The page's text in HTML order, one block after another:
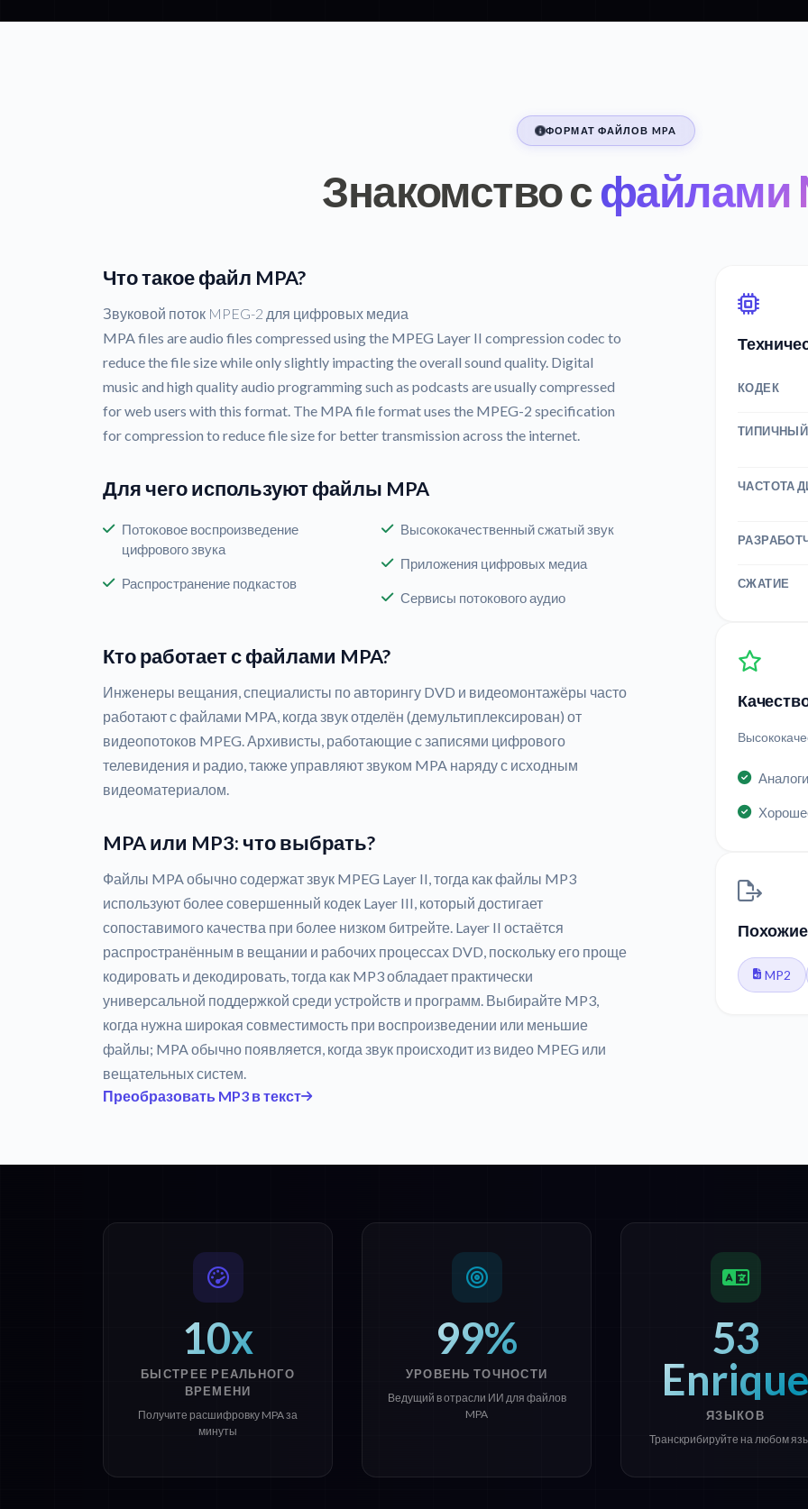
ФОРМАТ ФАЙЛОВ MPA
Знакомство сфайлами
Что такое файл MPA?
Звуковой поток MPEG-2 для цифровых медиа
MPA files are audio files compressed using the MPEG Layer II compression codec to
reduce the file size while only slightly impacting the overall sound quality. Digital
music and high quality audio programming such as podcasts are usually compressed
for web users with this format. The MPA file format uses the MPEG-2 specification
for compression to reduce file size for better transmission across the internet.
Для чего используют файлы MPA
Потоковое воспроизведение
цифрового звука
Распространение подкастов
Высококачественный сжатый звук
Приложения цифровых медиа
Сервисы потокового аудио
Кто работает с файлами MPA?
Инженеры вещания, специалисты по авторингу DVD и видеомонтажёры часто
работают с файлами MPA, когда звук отделён (демультиплексирован) от
видеопотоков MPEG. Архивисты, работающие с записями цифрового
телевидения и радио, также управляют звуком MPA наряду с исходным
видеоматериалом.
MPA или MP3: что выбрать?
Файлы MPA обычно содержат звук MPEG Layer II, тогда как файлы MP3
используют более совершенный кодек Layer III, который достигает
сопоставимого качества при более низком битрейте. Layer II остаётся
распространённым в вещании и рабочих процессах DVD, поскольку его проще
кодировать и декодировать, тогда как MP3 обладает практически
универсальной поддержкой среди устройств и программ. Выбирайте MP3,
когда нужна широкая совместимость при воспроизведении или меньшие
файлы; MPA обычно появляется, когда звук происходит из видео MPEG или
вещательных систем.
Преобразовать MP3 в текст
КОДЕК
ЧАСТОТА
СЖАТИЕ
MP2
10x
БЫСТРЕЕ РЕАЛЬНОГО
ВРЕМЕНИ
Получите расшифровку MPA за
минуты
99%
УРОВЕНЬ ТОЧНОСТИ
Ведущий в отрасли ИИ для файлов
MPA
53
ЯЗЫКОВ
Транскрибируйте на любом